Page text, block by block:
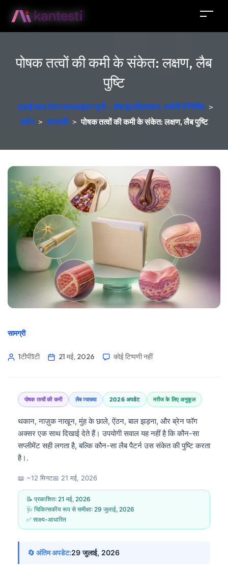
पोषक तत्वों की कमी के संकेत: लक्षण, लैब
पुष्टि
एआई ब्लड टेस्ट एनालाइजर फ्री - लैब इंटरप्रिटेशन, जर्मनी में निर्मित >
ब्लॉग > सामग्री > पोषक तत्वों की कमी के संकेत: लक्षण, लैब पुष्टि
सामग्री
1टीपी1टी 21 मई, 2026 कोई टिप्पणी नहीं
पोषक तत्वों की कमी लैब व्याख्या 2026 अपडेट मरीज के लिए अनुकूल
थकान, नाज़ुक नाखून, मुंह के छाले, ऐंठन, बाल झड़ना, और ब्रेन फॉग
अक्सर एक साथ दिखाई देते हैं। उपयोगी सवाल यह नहीं है कि कौन-सा
सप्लीमेंट सही लगता है, बल्कि कौन-सा लैब पैटर्न उस संकेत की पुष्टि करता
है।.
📖 ~12 मिनट📅 21 मई, 2026
📝 प्रकाशित: 21 मई, 2026
🩺 चिकित्सकीय रूप से समीक्षा: 29 जुलाई, 2026
✅ साक्ष्य-आधारित
🔄 अंतिम अपडेट:29 जुलाई, 2026